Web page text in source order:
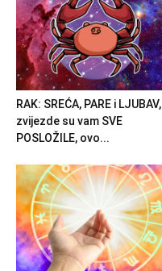
RAK: SREĆA, PARE i LJUBAV,
zvijezde su vam SVE
POSLOŽILE, ovo...